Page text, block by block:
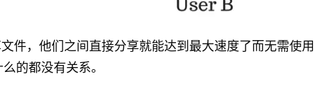
件，他们之间直接分享就能达到最大速度了而无需使用
的都没有关系。